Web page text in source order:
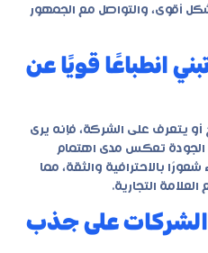
أقوى، والتواصل مع الجمهور
انطباعًا قويًا عن
أو يتعرف على الشركة، فإنه يرى
الجودة تعكس مدى اهتمام
بالاحترافية والثقة، مما
التجارية.
على جذب